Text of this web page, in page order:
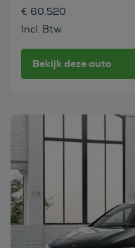
€ 60.520
Incl. Btw
Bekijk deze auto